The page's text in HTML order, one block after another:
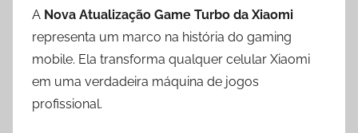
A Nova Atualização Game Turbo da Xiaomi
representa um marco na história do gaming
mobile. Ela transforma qualquer celular Xiaomi
em uma verdadeira máquina de jogos
profissional.